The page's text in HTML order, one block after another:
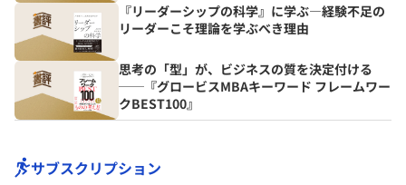
『リーダーシップの科学』に学ぶ―経験不足の
リーダーこそ理論を学ぶべき理由
思考の「型」が、ビジネスの質を決定付ける
──『グロービスMBAキーワード フレームワー
クBEST100』
サブスクリプション